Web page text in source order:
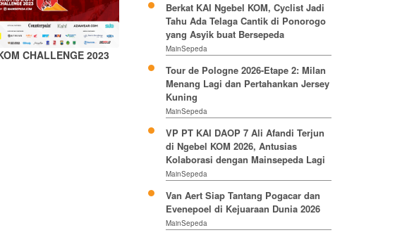
CHALLENGE 2023
Berkat KAI Ngebel KOM, Cyclist Jadi
Tahu Ada Telaga Cantik di Ponorogo
yang Asyik buat Bersepeda
MainSepeda
Tour de Pologne 2026-Etape 2: Milan
Menang Lagi dan Pertahankan Jersey
Kuning
MainSepeda
VP PT KAI DAOP 7 Ali Afandi Terjun
di Ngebel KOM 2026, Antusias
Kolaborasi dengan Mainsepeda Lagi
MainSepeda
Van Aert Siap Tantang Pogacar dan
Evenepoel di Kejuaraan Dunia 2026
MainSepeda